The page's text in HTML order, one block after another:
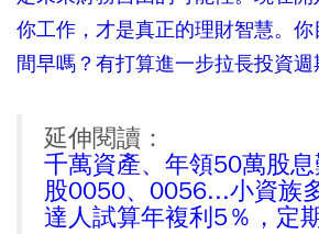
你工作，才是真正的理財智慧。
間早嗎？有打算進一步拉長投資週
延伸閱讀：
千萬資產、年領50萬股
股0050、0056...小資族
達人試算年複利5％，定